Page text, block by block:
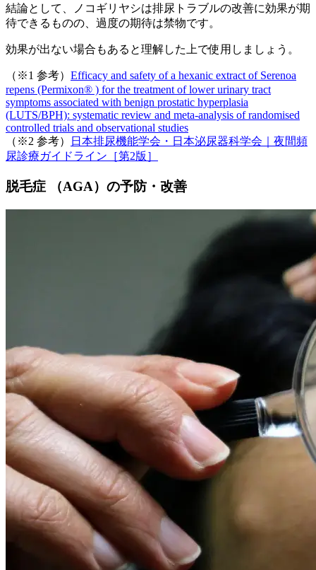
結論として、
ノコギリヤシは排尿トラブルの改善に効果が期
待できるものの、過度の期待は禁物です。
効果が出ない場合もあると理解した上で使用しましょう。
（※1 参考） Efficacy and safety of a hexanic extract of Serenoa
repens (Permixon® ) for the treatment of lower urinary tract
symptoms associated with benign prostatic hyperplasia
(LUTS/BPH): systematic review and meta-analysis of randomised
controlled trials and observational studies
（※2 参考）
日本排尿機能学会・日本泌尿器科学会｜夜間頻
尿診療ガイドライン［第2版］
脱毛症 （AGA）の予防・改善